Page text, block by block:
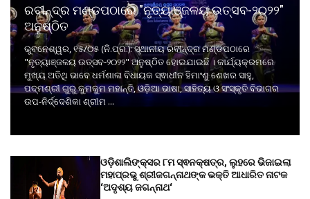
ରବୀନ୍ଦ୍ର ମଣ୍ଡପଠାରେ "ନୃତ୍ୟାଞ୍ଜଳୟ ଉତ୍ସବ-୨୦୨୨"
ଅନୁଷ୍ଠିତ
ଭୁବନେଶ୍ୱର, ୧୫/୦୫ (ନି.ପ୍ର.): ସ୍ଥାନୀୟ ରବୀନ୍ଦ୍ର ମଣ୍ଡପଠାରେ
"ନୃତ୍ୟାଞ୍ଜଳୟ ଉତ୍ସବ-୨୦୨୨" ଅନୁଷ୍ଠିତ ହୋଇଯାଇଛି । କାର୍ଯ୍ୟକ୍ରମରେ
ମୁଖ୍ୟ ଅତିଥି ଭାବେ ଧର୍ମଶାଳା ବିଧାୟକ ସ୍ଵାଧୀନ ହିମାଂଶୁ ଶେଖର ସାହୁ,
ପଦ୍ମଶ୍ରୀ ଗୁରୁ କୁମକୁମ ମହାନ୍ତି, ଓଡ଼ିଆ ଭାଷା, ସାହିତ୍ୟ ଓ ସଂସ୍କୃତି ବିଭାଗର
ଉପ-ନିର୍ଦ୍ଦେଶିକା ଶ୍ରୀମ ...
ଓଡ଼ିଶାଲିଙ୍କ୍ସର ୮ମ ସ୍ଵନକ୍ଷତ୍ର, ଲୁହରେ ଭିଜାଇଲା
ମହାପ୍ରଭୁ ଶ୍ରୀଜଗନ୍ନାଥଙ୍କ ଭକ୍ତି ଆଧାରିତ ନାଟକ
‘ଅଦୃଶ୍ୟ ଜଗନ୍ନାଥ‘